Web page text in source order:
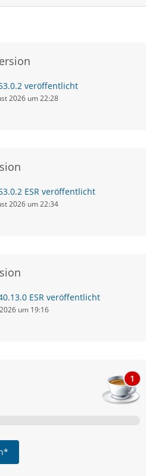
veröffentlicht
2026 um 22:28
ESR veröffentlicht
2026 um 22:34
ESR veröffentlicht
um 19:16
1